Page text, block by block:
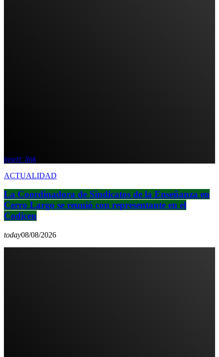
insert_link
ACTUALIDAD
La Coordinadora de Sindicatos de la Enseñanza en
Cerro Largo se reunió con representante en el
Codicen
today08/08/2026